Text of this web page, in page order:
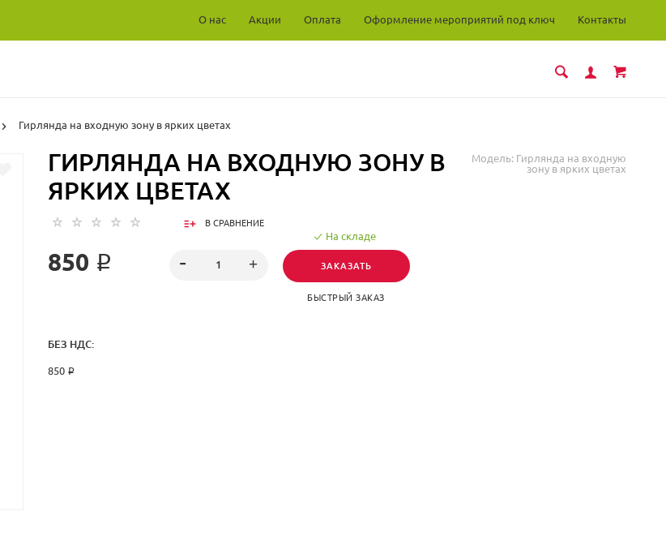
О нас Акции Оплата Оформление мероприятий под ключ Контакты
Гирлянда на входную зону в ярких цветах
Модель: Гирлянда на входную
зону в ярких цветах
ГИРЛЯНДА НА ВХОДНУЮ ЗОНУ В
ЯРКИХ ЦВЕТАХ
В СРАВНЕНИЕ
850 ₽
На складе
ЗАКАЗАТЬ
БЫСТРЫЙ ЗАКАЗ
БЕЗ НДС:
850 ₽